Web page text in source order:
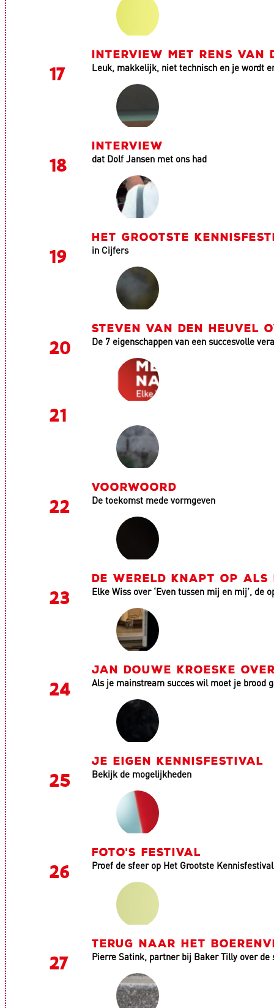
INTERVIEW MET RENS VAN
Leuk, makkelijk, niet technisch en je wordt
INTERVIEW
dat Dolf Jansen met ons had
HET GROOTSTE
in Cijfers
STEVEN VAN DEN HEUVEL
De 7 eigenschappen van een succesvolle
VOORWOORD
De toekomst mede vormgeven
DE WERELD KNAPT OP ALS
Elke Wiss over ‘Even tussen mij en mij’, de
JAN DOUWE KROESKE
Als je mainstream succes wil moet je brood
JE EIGEN KENNISFESTIVAL
Bekijk de mogelijkheden
FOTO'S FESTIVAL
Proef de sfeer op Het Grootste Kennisfestival
TERUG NAAR HET
Pierre Satink, partner bij Baker Tilly over